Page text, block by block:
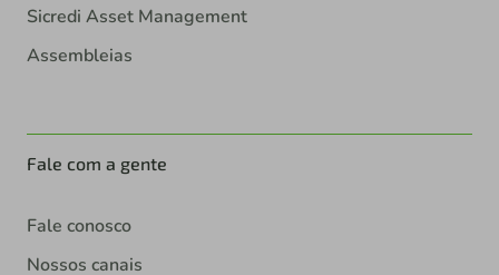
Sicredi Asset Management
Assembleias
Fale com a gente
Fale conosco
Nossos canais